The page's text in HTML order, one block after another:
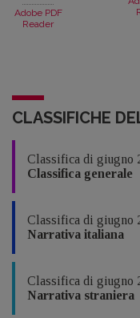
Adobe PDF
Reader
CLASSIFICHE
Classifica di giugno
Classifica generale
Classifica di giugno
Narrativa italiana
Classifica di giugno
Narrativa straniera